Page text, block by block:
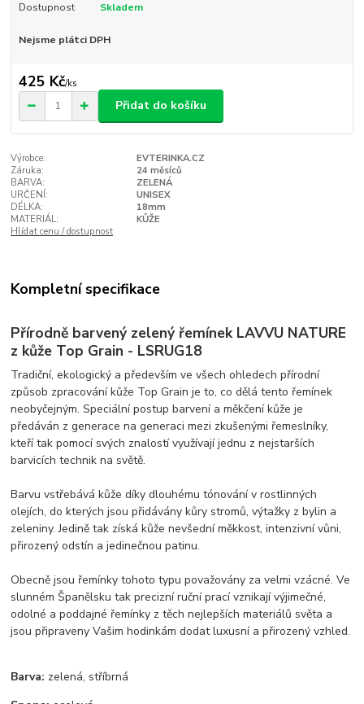
Dostupnost Skladem
Nejsme plátci DPH
425 Kč/ks
Přidat do košíku
Výrobce:
EVTERINKA.CZ
Záruka:
24 měsíců
BARVA:
ZELENÁ
URČENÍ:
UNISEX
DÉLKA:
18mm
MATERIÁL:
KŮŽE
Hlídat cenu / dostupnost
Kompletní specifikace
Přírodně barvený zelený řemínek LAVVU NATURE
z kůže Top Grain - LSRUG18
Tradiční, ekologický a především ve všech ohledech přírodní
způsob zpracování kůže Top Grain je to, co dělá tento řemínek
neobyčejným. Speciální postup barvení a měkčení kůže je
předáván z generace na generaci mezi zkušenými řemeslníky,
kteří tak pomocí svých znalostí využívají jednu z nejstarších
barvicích technik na světě.
Barvu vstřebává kůže díky dlouhému tónování v rostlinných
olejích, do kterých jsou přidávány kůry stromů, výtažky z bylin a
zeleniny. Jedině tak získá kůže nevšední měkkost, intenzivní vůni,
přirozený odstín a jedinečnou patinu.
Obecně jsou řemínky tohoto typu považovány za velmi vzácné. Ve
slunném Španělsku tak precizní ruční prací vznikají výjimečné,
odolné a poddajné řemínky z těch nejlepších materiálů světa a
jsou připraveny Vašim hodinkám dodat luxusní a přirozený vzhled.
Barva: zelená, stříbrná